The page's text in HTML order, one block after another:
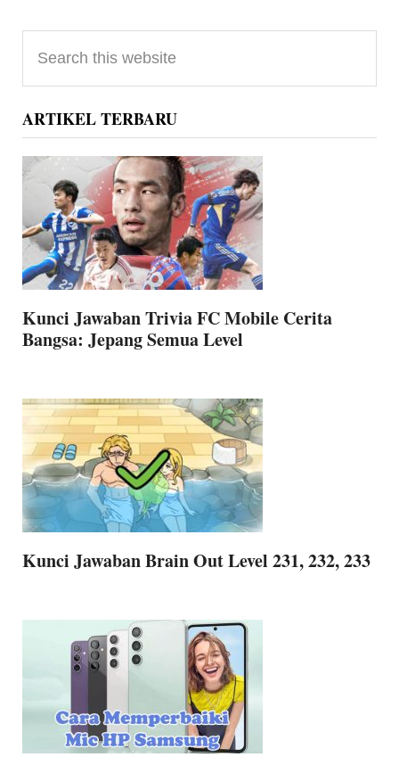
Primary
Sidebar
this
website
ARTIKEL TERBARU
Kunci Jawaban Trivia FC Mobile Cerita
Bangsa: Jepang Semua Level
Kunci Jawaban Brain Out Level 231, 232, 233